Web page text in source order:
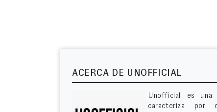
ACERCA DE UNOFFICIAL
Unofficial es una
caracteriza por